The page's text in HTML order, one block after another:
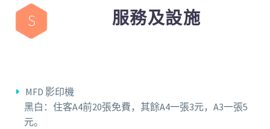
S 服務及設施
MFD 影印機
黑白：住客A4前20張免費，其餘A4一張3元，A3一張5
元。